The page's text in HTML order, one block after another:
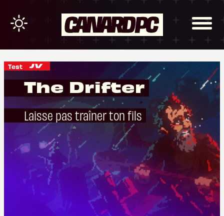
Test
The Drifter
Laisse pas traîner ton fils